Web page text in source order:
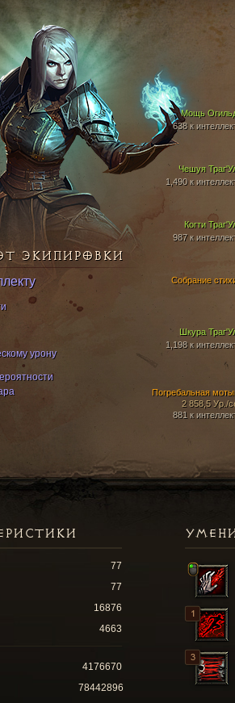
Чешуя
1,490 к
Когти
987 к
Мощь
638 к
Шкура
1,198 к
Погребальная
2 858,5 Ур./
881 к
Собрание
ЭКИПИРОВКИ
урону
77
77
16876
4663
4176670
78442896